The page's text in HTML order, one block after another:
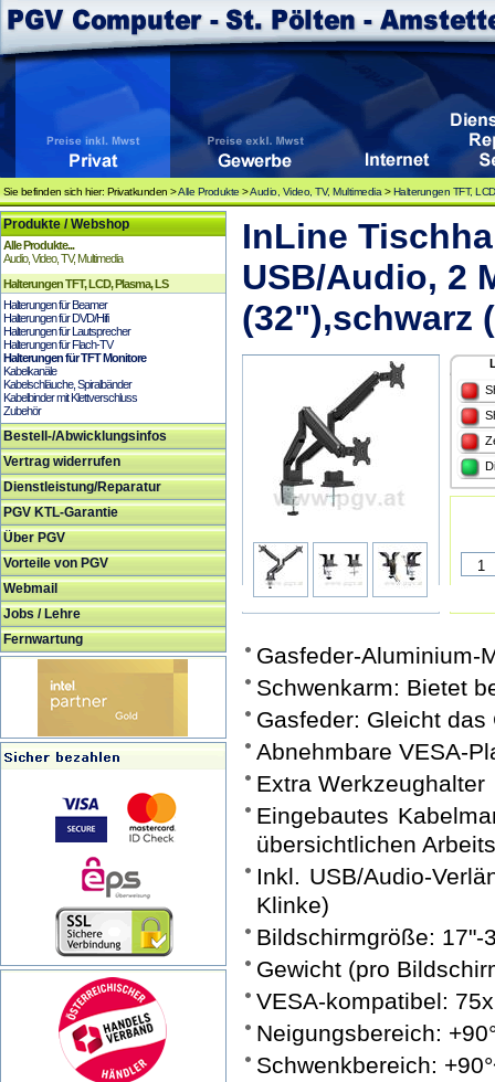
Sie befinden sich hier: Privatkunden >Alle Produkte >Audio, Video, TV, Multimedia >Halterungen TFT,
Produkte / Webshop
Alle Produkte...
Audio, Video, TV, Multimedia
Halterungen TFT, LCD, Plasma, LS
Halterungen für Beamer
Halterungen für DVD/Hifi
Halterungen für Lautsprecher
Halterungen für Flach-TV
Halterungen für TFT Monitore
Kabelkanäle
Kabelschläuche, Spiralbänder
Kabelbinder mit Klettverschluss
Zubehör
Bestell-/Abwicklungsinfos
Vertrag widerrufen
Dienstleistung/Reparatur
PGV KTL-Garantie
Über PGV
Vorteile von PGV
Webmail
Jobs / Lehre
Fernwartung
InLine
USB/Audio, 2
(32"),schwarz
Gasfeder-Aluminium-
Schwenkarm: Bietet
Gasfeder: Gleicht
Abnehmbare VESA-
Extra Werkzeughalter
Eingebautes
übersichtlichen
Inkl. USB/Audio-
Klinke)
Bildschirmgröße: 17"-
Gewicht (pro
VESA-kompatibel:
Neigungsbereich:
Schwenkbereich: